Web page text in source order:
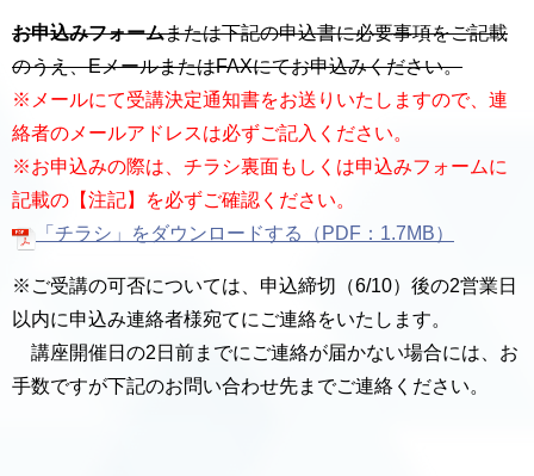
お申込みフォームまたは下記の申込書に必要事項をご記載
のうえ、EメールまたはFAXにてお申込みください。
※メールにて受講決定通知書をお送りいたしますので、連
絡者のメールアドレスは必ずご記入ください。
※お申込みの際は、チラシ裏面もしくは申込みフォームに
記載の【注記】を必ずご確認ください。
「チラシ」をダウンロードする（PDF：1.7MB）
※ご受講の可否については、申込締切（6/10）後の2営業日
以内に申込み連絡者様宛てにご連絡をいたします。
講座開催日の2日前までにご連絡が届かない場合には、お
手数ですが下記のお問い合わせ先までご連絡ください。